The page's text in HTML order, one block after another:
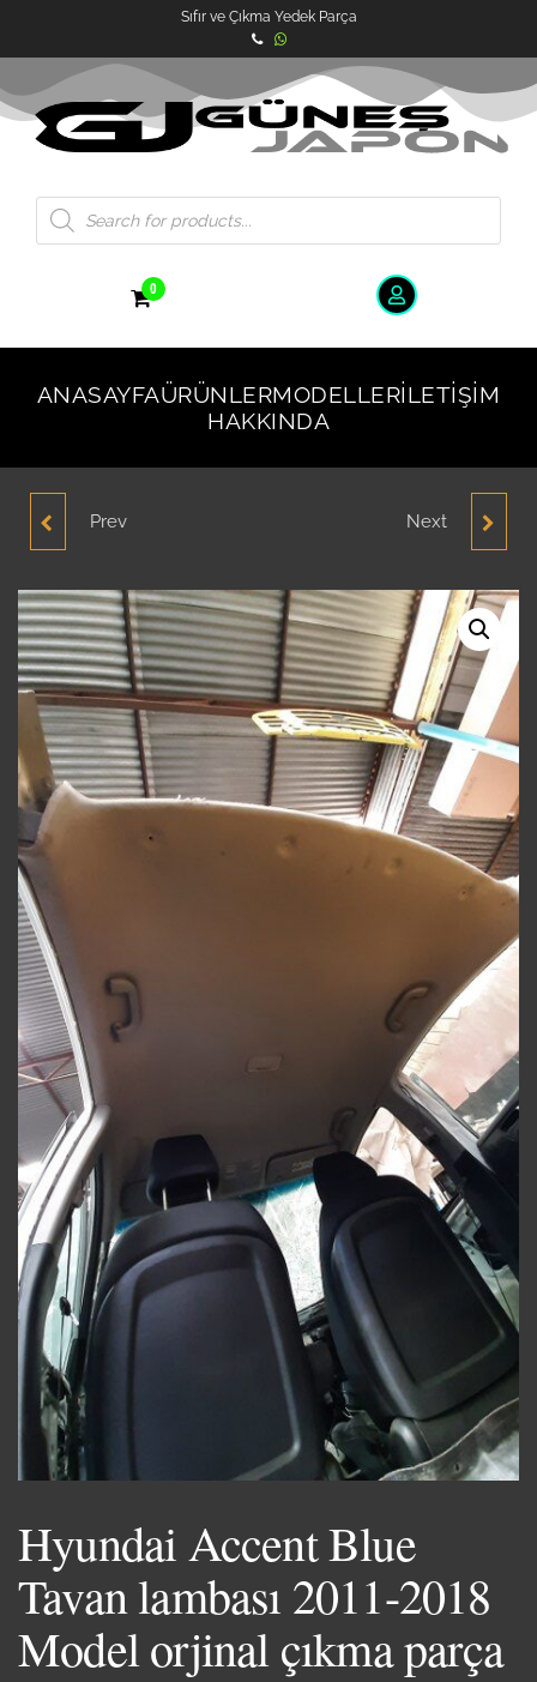
Sıfır ve Çıkma Yedek Parça
0
ANASAYFAÜRÜNLERMODELLERİLETIŞIM
HAKKINDA
HYUNDAI ACCENT
2011-2018 MODEL
ORJINAL ÇIKMA PARÇA
Prev HYUNDAI ACCENT
TAVAN DÖŞEMESI
Next
Hyundai Accent Blue
Tavan lambası 2011-2018
Model orjinal çıkma parça